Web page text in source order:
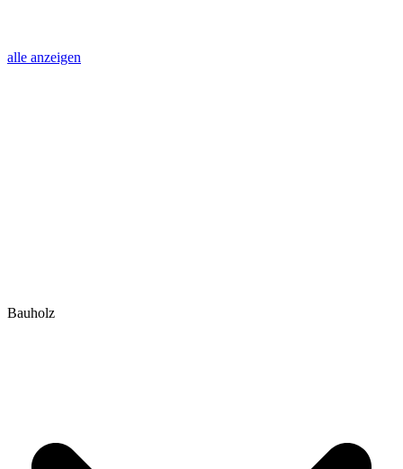
alle anzeigen
Bauholz